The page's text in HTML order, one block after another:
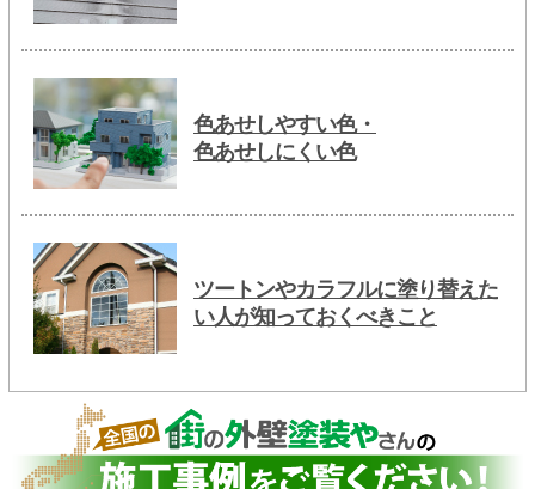
色あせしやすい色・
色あせしにくい色
ツートンやカラフルに塗り替えた
い人が知っておくべきこと